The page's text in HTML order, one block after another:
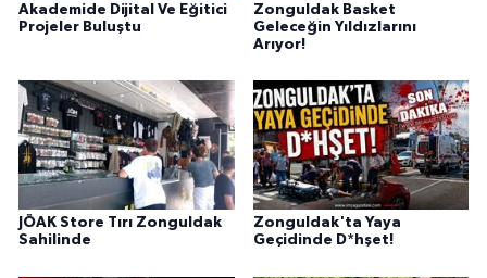
Akademide Dijital Ve Eğitici
Projeler Buluştu
Zonguldak Basket
Geleceğin Yıldızlarını
Arıyor!
JÖAK Store Tırı Zonguldak
Sahilinde
Zonguldak'ta Yaya
Geçidinde D*hşet!